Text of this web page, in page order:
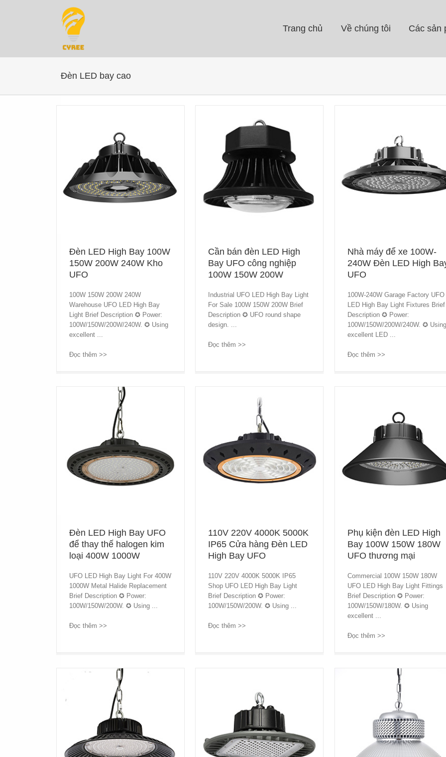
Trang chủ Về chúng tôi Các sản
Đèn LED bay cao
Đèn LED High Bay 100W
150W 200W 240W Kho
UFO
100W 150W 200W 240W
Warehouse UFO LED High Bay
Light Brief Description ✪ Power:
100W/150W/200W/240W. ✪ Using
excellent ...
Đọc thêm >>
Cần bán đèn LED High
Bay UFO công nghiệp
100W 150W 200W
Industrial UFO LED High Bay Light
For Sale 100W 150W 200W Brief
Description ✪ UFO round shape
design. ...
Đọc thêm >>
Nhà máy để xe 100W-
240W Đèn LED High
UFO
100W-240W Garage Factory UFO
LED High Bay Light Fixtures Brief
Description ✪ Power:
100W/150W/200W/240W. ✪ Using
excellent LED ...
Đọc thêm >>
Đèn LED High Bay UFO
để thay thế halogen kim
loại 400W 1000W
UFO LED High Bay Light For 400W
1000W Metal Halide Replacement
Brief Description ✪ Power:
100W/150W/200W. ✪ Using ...
Đọc thêm >>
110V 220V 4000K 5000K
IP65 Cửa hàng Đèn LED
High Bay UFO
110V 220V 4000K 5000K IP65
Shop UFO LED High Bay Light
Brief Description ✪ Power:
100W/150W/200W. ✪ Using ...
Đọc thêm >>
Phụ kiện đèn LED High
Bay 100W 150W 180W
UFO thương mại
Commercial 100W 150W 180W
UFO LED High Bay Light Fittings
Brief Description ✪ Power:
100W/150W/180W. ✪ Using
excellent ...
Đọc thêm >>